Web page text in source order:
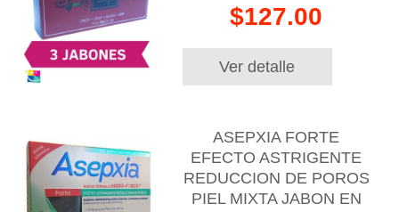
$127.00
Ver detalle
ASEPXIA FORTE
EFECTO ASTRIGENTE
REDUCCION DE POROS
PIEL MIXTA JABON EN